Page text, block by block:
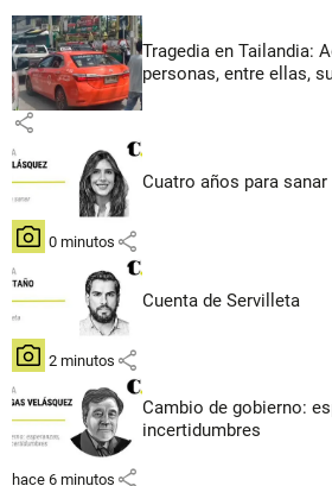
Tragedia en Tailandia:
personas, entre ellas,
share
Cuatro años para sanar
hace 0 minutos share
Cuenta de Servilleta
hace 2 minutos share
Cambio de gobierno:
incertidumbres
hace 6 minutos share